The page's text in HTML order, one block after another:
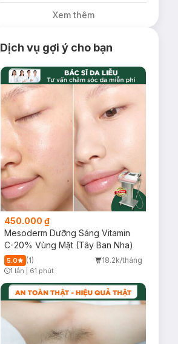
Xem thêm
Dịch vụ gợi ý cho bạn
450.000 ₫
Mesoderm Dưỡng Sáng Vitamin
C-20% Vùng Mặt (Tây Ban Nha)
5.0 (1) 18.2k/tháng
1 lần 61 phút